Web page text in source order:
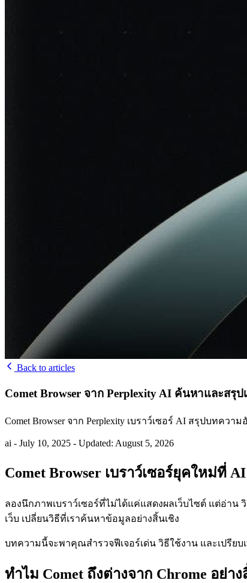
Back to articles
Comet Browser จาก Perplexity AI ค้นหาและสรุ
Comet Browser จาก Perplexity เบราว์เซอร์ AI สรุปบทค
ai - July 10, 2025 - Updated: August 5, 2026
Comet Browser เบราว์เซอร์ยุคใหม่ที่
ลองนึกภาพเบราว์เซอร์ที่ไม่ได้แค่แสดงผลเว็บไซต์ แต่อ่าน
เว็บ เปลี่ยนวิธีที่เราค้นหาข้อมูลอย่างสิ้นเชิง
บทความนี้จะพาคุณสำรวจฟีเจอร์เด่น วิธีใช้งาน และเปรียบเ
ทำไม Comet ถึงต่างจาก Chrome อย่าง